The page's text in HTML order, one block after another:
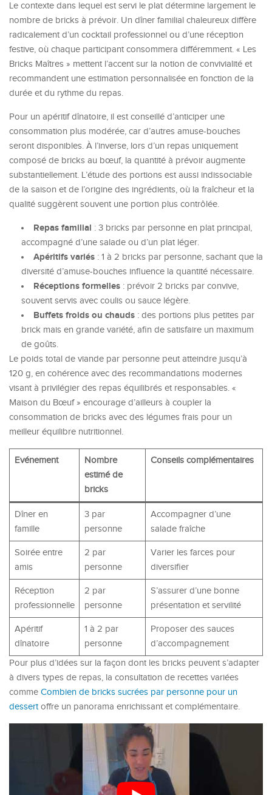
Le contexte dans lequel est servi le plat détermine largement le
nombre de bricks à prévoir. Un dîner familial chaleureux diffère
radicalement d’un cocktail professionnel ou d’une réception
festive, où chaque participant consommera différemment. « Les
Bricks Maîtres » mettent l’accent sur la notion de convivialité et
recommandent une estimation personnalisée en fonction de la
durée et du rythme du repas.
Pour un apéritif dînatoire, il est conseillé d’anticiper une
consommation plus modérée, car d’autres amuse-bouches
seront disponibles. À l’inverse, lors d’un repas uniquement
composé de bricks au bœuf, la quantité à prévoir augmente
substantiellement. L’étude des portions est aussi indissociable
de la saison et de l’origine des ingrédients, où la fraîcheur et la
qualité suggèrent souvent une portion plus contrôlée.
Repas familial : 3 bricks par personne en plat principal,
accompagné d’une salade ou d’un plat léger.
Apéritifs variés : 1 à 2 bricks par personne, sachant que la
diversité d’amuse-bouches influence la quantité nécessaire.
Réceptions formelles : prévoir 2 bricks par convive,
souvent servis avec coulis ou sauce légère.
Buffets froids ou chauds : des portions plus petites par
brick mais en grande variété, afin de satisfaire un maximum
de goûts.
Le poids total de viande par personne peut atteindre jusqu’à
120 g, en cohérence avec des recommandations modernes
visant à privilégier des repas équilibrés et responsables. «
Maison du Bœuf » encourage d’ailleurs à coupler la
consommation de bricks avec des légumes frais pour un
meilleur équilibre nutritionnel.
Evénement
Nombre
estimé de
bricks
Conseils complémentaires
Dîner en
famille
3 par
personne
Accompagner d’une
salade fraîche
Soirée entre
amis
2 par
personne
Varier les farces pour
diversifier
Réception
professionnelle
2 par
personne
S’assurer d’une bonne
présentation et servilité
Apéritif
dînatoire
1 à 2 par
personne
Proposer des sauces
d’accompagnement
Pour plus d’idées sur la façon dont les bricks peuvent s’adapter
à divers types de repas, la consultation de recettes variées
comme Combien de bricks sucrées par personne pour un
dessertoffre un panorama enrichissant et complémentaire.